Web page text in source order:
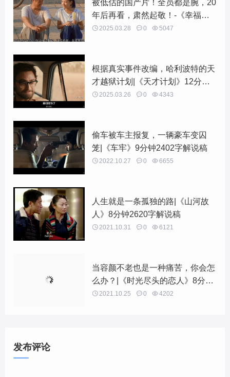
被低估的国产片！全员都是腕，20
年后再看，肃然起敬！-《幸福时
光》4543字解说稿
2025.03.28 0 5047
根据真实事件改编，哈利波特的天
才越狱计划|《天才计划》12分钟
4919字解说稿
2025.03.26 0 4343
偷车被车主报复，一辆豪车变囚
笼|《车牢》9分钟2402字解说稿
2022.10.27 0 6655
人生就是一条孤独的路|《山河故
人》8分钟2620字解说稿
2021.10.31 0 6121
当容颜不老也是一种痛苦，你会怎
么办？|《时光尽头的恋人》8分钟
2669字解说稿
2021.10.25 0 4202
发布评论